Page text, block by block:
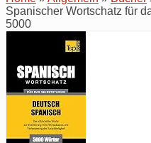
Spanischer Wortschatz für
5000